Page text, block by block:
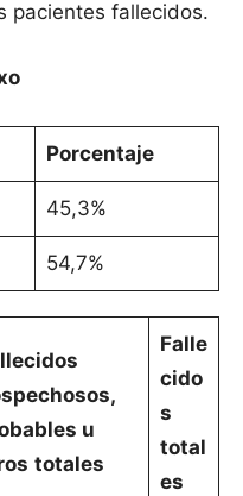
pacientes fallecidos.
Porcentaje
45,3%
54,7%
u
totales
Falle
cido
s
total
es